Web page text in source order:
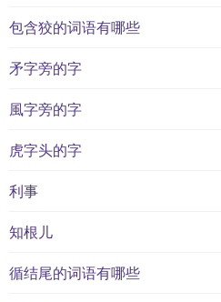
包含狡的词语有哪些
矛字旁的字
風字旁的字
虎字头的字
利事
知根儿
循结尾的词语有哪些